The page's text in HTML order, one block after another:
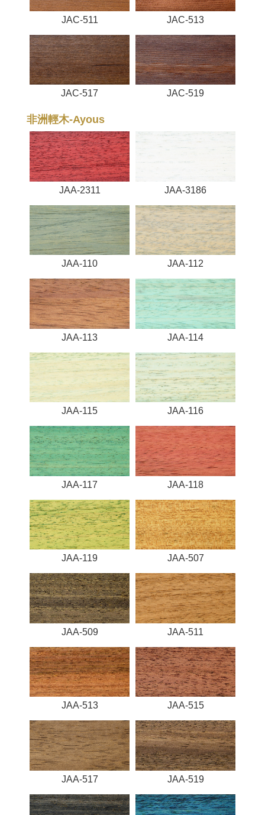
JAC-511 JAC-513
JAC-517 JAC-519
非洲輕木-Ayous
JAA-2311 JAA-3186
JAA-110 JAA-112
JAA-113 JAA-114
JAA-115 JAA-116
JAA-117 JAA-118
JAA-119 JAA-507
JAA-509 JAA-511
JAA-513 JAA-515
JAA-517 JAA-519